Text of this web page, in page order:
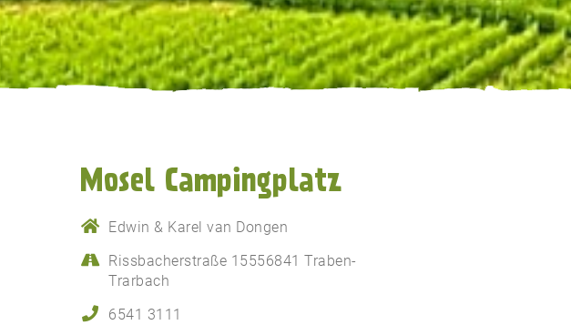
Mosel Campingplatz
Edwin & Karel van Dongen
Rissbacherstraße 15556841 Traben-
Trarbach
6541 3111